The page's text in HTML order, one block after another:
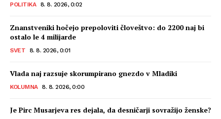
POLITIKA 8. 8. 2026, 0:02
Znanstveniki hočejo prepoloviti človeštvo: do 2200 naj bi
ostalo le 4 milijarde
SVET 8. 8. 2026, 0:01
Vlada naj razsuje skorumpirano gnezdo v Mladiki
KOLUMNA 8. 8. 2026, 0:00
Je Pirc Musarjeva res dejala, da desničarji sovražijo ženske?